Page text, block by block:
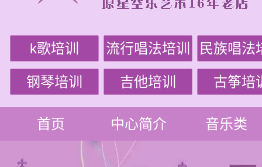
k歌培训 流行唱法培训 民族唱法
钢琴培训 吉他培训 古筝培
首页 中心简介 音乐类